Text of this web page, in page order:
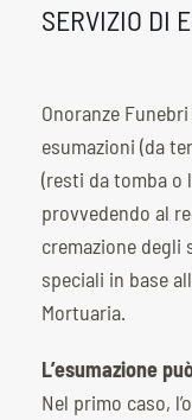
SERVIZIO DI
Onoranze
esumazioni (da
(resti da tomba o
provvedendo al
cremazione
speciali in base
Mortuaria.
L’esumazione
Nel primo caso,